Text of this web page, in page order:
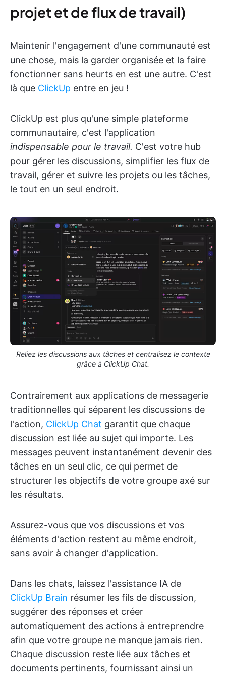
projet et de flux de travail)
Maintenir l'engagement d'une communauté est
une chose, mais la garder organisée et la faire
fonctionner sans heurts en est une autre. C'est
là que ClickUp entre en jeu !
ClickUp est plus qu'une simple plateforme
communautaire, c'est l'application
indispensable pour le travail. C'est votre hub
pour gérer les discussions, simplifier les flux de
travail, gérer et suivre les projets ou les tâches,
le tout en un seul endroit.
Reliez les discussions aux tâches et centralisez le contexte
grâce à ClickUp Chat.
Contrairement aux applications de messagerie
traditionnelles qui séparent les discussions de
l'action, ClickUp Chat garantit que chaque
discussion est liée au sujet qui importe. Les
messages peuvent instantanément devenir des
tâches en un seul clic, ce qui permet de
structurer les objectifs de votre groupe axé sur
les résultats.
Assurez-vous que vos discussions et vos
éléments d'action restent au même endroit,
sans avoir à changer d'application.
Dans les chats, laissez l'assistance IA de
ClickUp Brain résumer les fils de discussion,
suggérer des réponses et créer
automatiquement des actions à entreprendre
afin que votre groupe ne manque jamais rien.
Chaque discussion reste liée aux tâches et
documents pertinents, fournissant ainsi un